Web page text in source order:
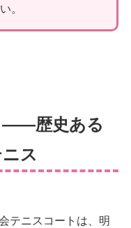
。
——歴史ある
ス
テニスコートは、明